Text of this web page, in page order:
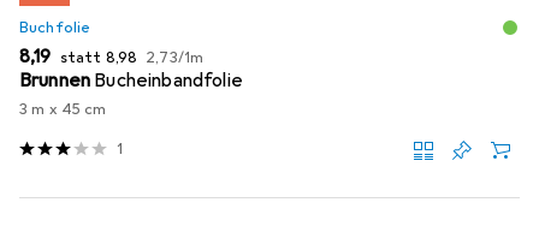
Buchfolie
EUR
8,19 statt EUR
8,98 EUR
2,73/1m
Brunnen Bucheinbandfolie
3 m x 45 cm
1